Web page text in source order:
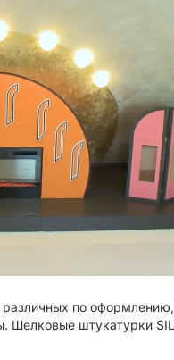
по оформлению,
Шелковые штукатурки